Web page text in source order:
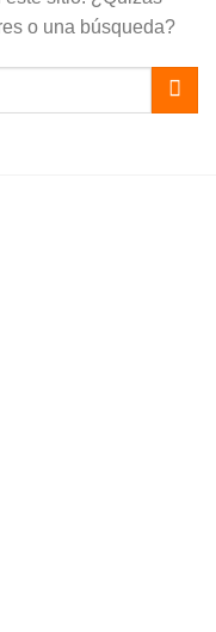
o una búsqueda?